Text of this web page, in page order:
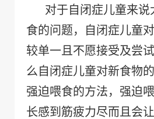
对于自闭症儿童来说
食的问题，自闭症儿童
较单一且不愿接受及尝
么自闭症儿童对新食物
强迫喂食的方法，强迫
长感到筋疲力尽而且会